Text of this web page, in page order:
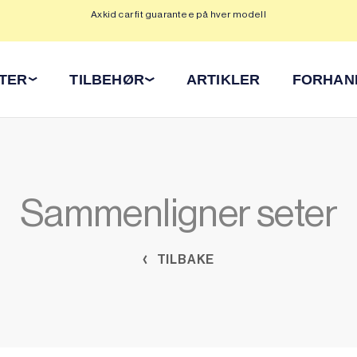
Axkid car fit guarantee på hver modell
TILBEHØR ARTIKLER
Sammenligner seter
TILBAKE